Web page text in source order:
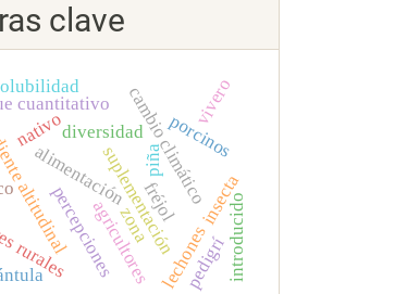
clave
ruralespercepciones
cambio climático
cuantitativo
agricultores
alimentaciónsuplementación
porcinos
lechones
diversidad
insecta
nativo
introducido
piña
pedigrí
vivero
fréjol
zona